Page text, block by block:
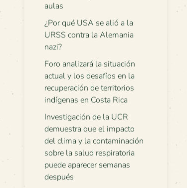
aulas
¿Por qué USA se alió a la
URSS contra la Alemania
nazi?
Foro analizará la situación
actual y los desafíos en la
recuperación de territorios
indígenas en Costa Rica
Investigación de la UCR
demuestra que el impacto
del clima y la contaminación
sobre la salud respiratoria
puede aparecer semanas
después